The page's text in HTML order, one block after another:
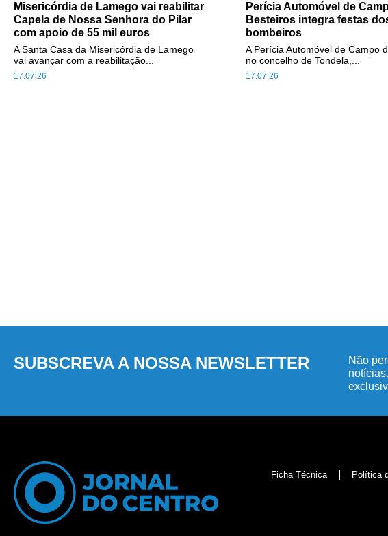
Misericórdia de Lamego vai reabilitar
Capela de Nossa Senhora do Pilar
com apoio de 55 mil euros
17.07.26
A Santa Casa da Misericórdia de Lamego
vai avançar com a reabilitação...
Perícia Automóvel de
Besteiros integra festas
bombeiros
17.07.26
A Perícia Automóvel de Campo
no concelho de Tondela,...
SUBSCREVA A NOSSA NEWSLETTER
Não
Ficha Técnica Política